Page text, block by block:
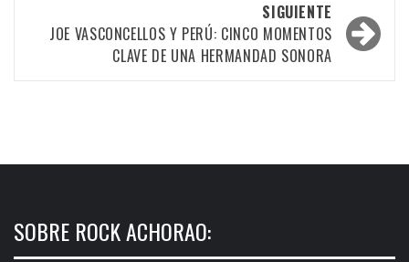
SIGUIENTE
JOE VASCONCELLOS Y PERÚ: CINCO MOMENTOS
CLAVE DE UNA HERMANDAD SONORA
SOBRE ROCK ACHORAO: